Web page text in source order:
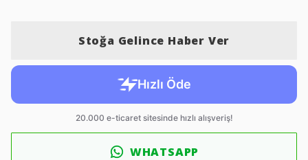
Stoğa Gelince Haber Ver
WHATSAPP